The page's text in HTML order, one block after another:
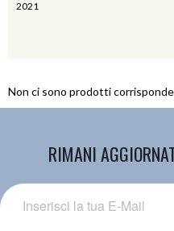
2021
Non ci sono prodotti
RIMANI